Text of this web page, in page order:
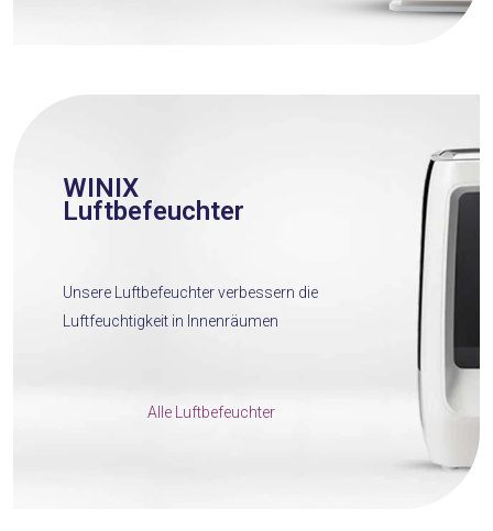
WINIX
Luftbefeuchter
Unsere Luftbefeuchter verbessern die
Luftfeuchtigkeit in Innenräumen
Alle Luftbefeuchter